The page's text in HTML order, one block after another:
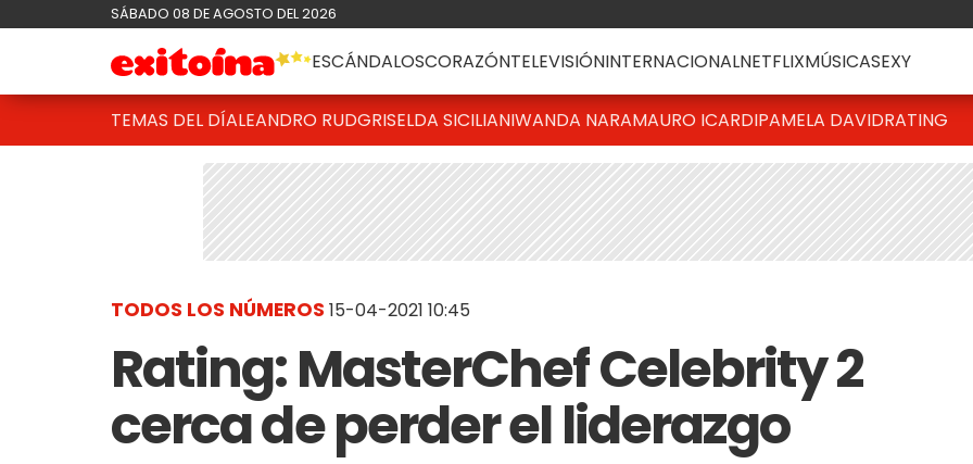
SÁBADO 08 DE AGOSTO DEL 2026
ESCÁNDALOSCORAZÓNTELEVISIÓNINTERNACIONALNETFLIXMÚSICASEXY
TEMAS DEL DÍALEANDRO RUDGRISELDA SICILIANIWANDA NARAMAURO ICARDIPAMELA DAVIDRATING
TODOS LOS NÚMEROS 15-04-2021 10:45
Rating: MasterChef Celebrity 2
cerca de perder el liderazgo